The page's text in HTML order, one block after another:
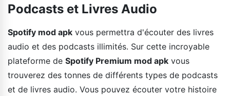
Podcasts et Livres Audio
Spotify mod apk vous permettra d'écouter des livres
audio et des podcasts illimités. Sur cette incroyable
plateforme de Spotify Premium mod apk vous
trouverez des tonnes de différents types de podcasts
et de livres audio. Vous pouvez écouter votre histoire